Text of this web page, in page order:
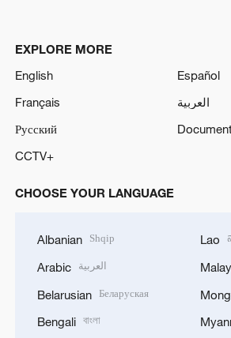
EXPLORE MORE
English
Español
Français
العربية
Русский
CCTV+
CHOOSE YOUR LANGUAGE
Albanian Shqip
Arabic العربية
Belarusian Беларуская
Bengali বাংলা
Lao
Malay